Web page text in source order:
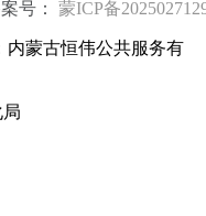
号：
蒙ICP备
内蒙古恒伟公共服务有